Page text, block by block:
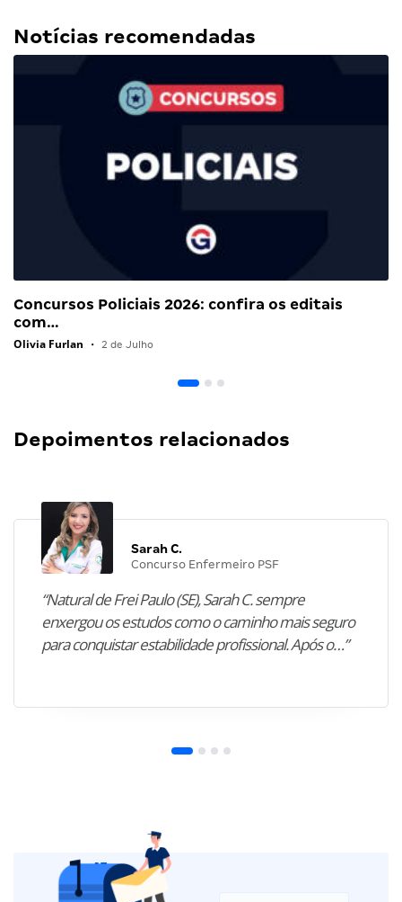
Notícias recomendadas
Concursos Policiais 2026: confira os editais
com…
Olivia Furlan • 2 de Julho
Depoimentos relacionados
Sarah C.
Concurso Enfermeiro PSF
“Natural de Frei Paulo (SE), Sarah C. sempre
enxergou os estudos como o caminho mais seguro
para conquistar estabilidade profissional. Após o…”